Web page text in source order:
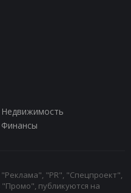
Недвижимость
Финансы
"PR", "Спецпроект",
публикуются на